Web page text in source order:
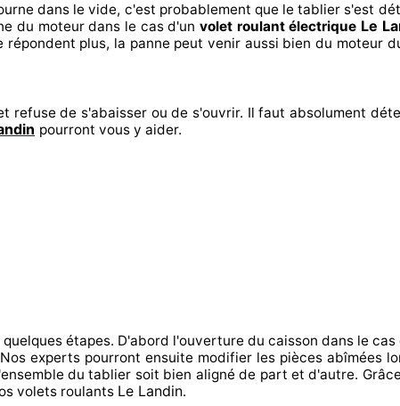
dans le vide, c'est probablement que le tablier s'est
du moteur dans le cas d'un volet roulant électrique Le
répondent plus, la panne peut venir aussi bien du moteur
de s'abaisser ou de s'ouvrir. Il faut absolument
pourront vous y aider.
quelques étapes. D'abord l'ouverture du caisson dans le
experts pourront ensuite modifier les pièces abîmées
du tablier soit bien aligné de part et d'autre.
volets roulants Le Landin.